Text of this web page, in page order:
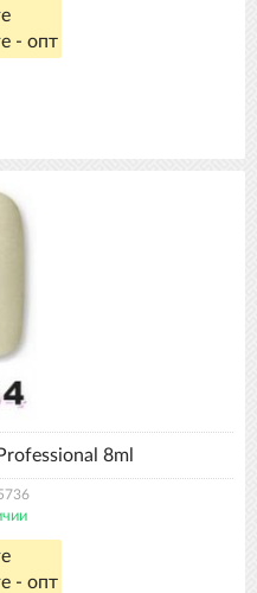
- опт
8ml
- опт